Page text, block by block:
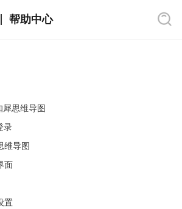
帮助中心
犀思维导图
录
维导图
面
置